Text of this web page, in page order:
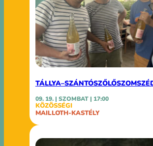
09. 19. | SZOMBAT | 17:00
KÖZÖSSÉGI
MAILLOTH-KASTÉLY